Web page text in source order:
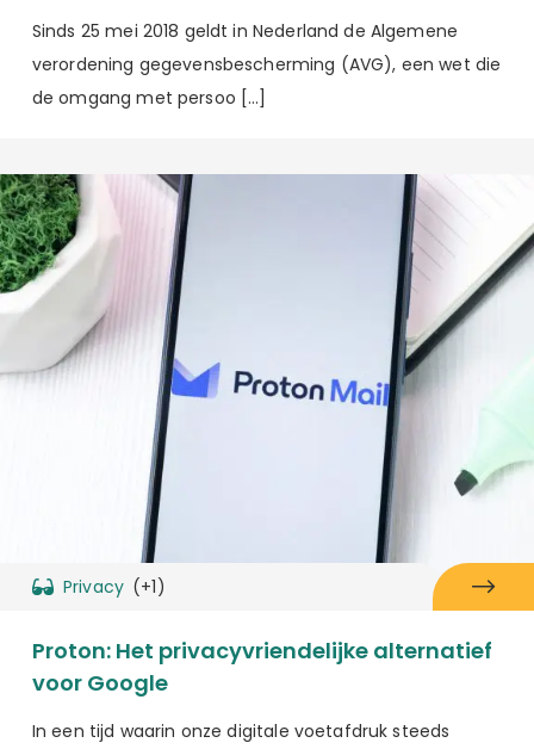
Sinds 25 mei 2018 geldt in Nederland de Algemene
verordening gegevensbescherming (AVG), een wet die
de omgang met persoo […]
Privacy (+1)
Proton: Het privacyvriendelijke alternatief
voor Google
In een tijd waarin onze digitale voetafdruk steeds